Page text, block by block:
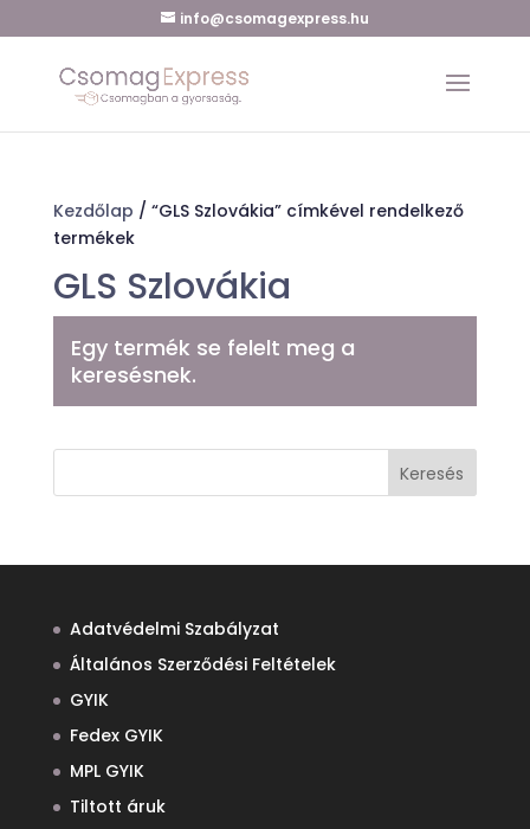
info@csomagexpress.hu
Kezdőlap / “GLS Szlovákia” címkével rendelkező
termékek
GLS Szlovákia
Egy termék se felelt meg a
keresésnek.
Keresés
Adatvédelmi Szabályzat
Általános Szerződési Feltételek
GYIK
Fedex GYIK
MPL GYIK
Tiltott áruk